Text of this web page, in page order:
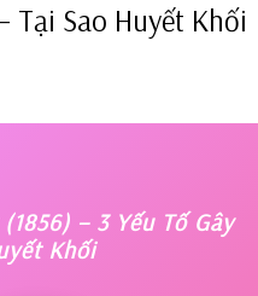
Tại Sao Huyết Khối
– 3 Yếu Tố Gây
Khối